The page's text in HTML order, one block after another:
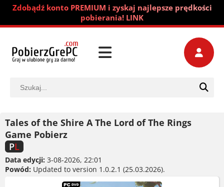
Zdobądź konto PREMIUM i zyskaj najlepsze prędkości
pobierania! LINK
Tales of the Shire A The Lord of The Rings
Game Pobierz
PL
Data edycji: 3-08-2026, 22:01
Powód: Updated to version 1.0.2.1 (25.03.2026).